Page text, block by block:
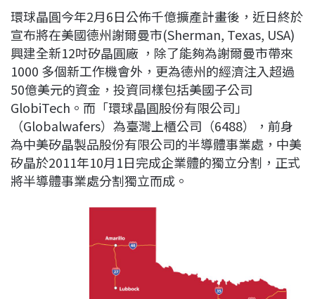
c
e
b
o
o
k
n
e
r
e
a
d
s
n
k
e
d
I
n
p
y
L
n
k
環球晶圓今年2月6日公佈千億擴產計畫後，近日終於
宣布將在美國德州謝爾曼市(Sherman, Texas, USA)
興建全新12吋矽晶圓廠 ，除了能夠為謝爾曼市帶來
1000 多個新工作機會外，更為德州的經濟注入超過
50億美元的資金，投資同樣包括美國子公司
GlobiTech。而「環球晶圓股份有限公司」
（Globalwafers）為臺灣上櫃公司（6488），前身
為中美矽晶製品股份有限公司的半導體事業處，中美
矽晶於2011年10月1日完成企業體的獨立分割，正式
將半導體事業處分割獨立而成。